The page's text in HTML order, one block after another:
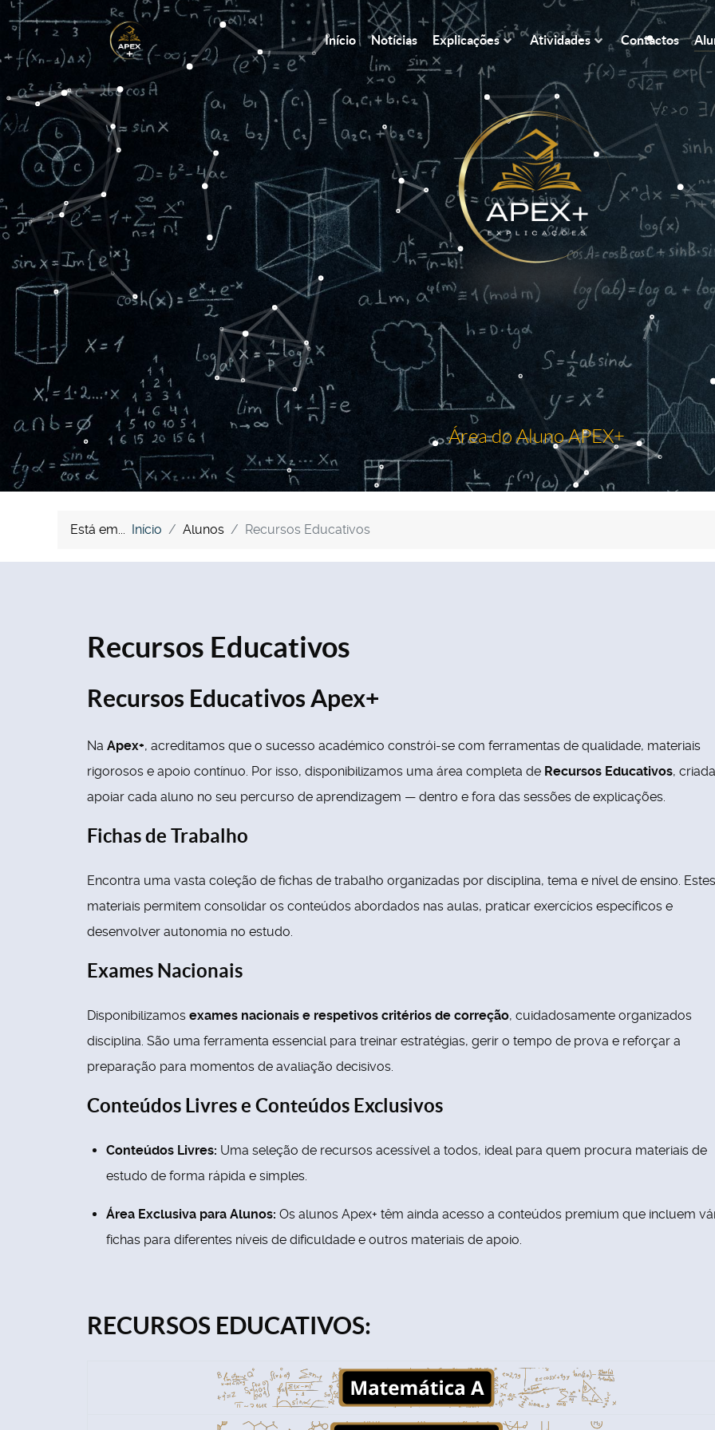
Início Notícias Explicações Atividades Contactos
Área do Aluno APEX+
Está em... Início Alunos Recursos Educativos
Recursos Educativos
Recursos Educativos Apex+
Na Apex+, acreditamos que o sucesso académico constrói-se com ferramentas de qualidade, materiais
rigorosos e apoio contínuo. Por isso, disponibilizamos uma área completa de Recursos Educativos,
apoiar cada aluno no seu percurso de aprendizagem — dentro e fora das sessões de explicações.
Fichas de Trabalho
Encontra uma vasta coleção de fichas de trabalho organizadas por disciplina, tema e nível de ensino. Estes
materiais permitem consolidar os conteúdos abordados nas aulas, praticar exercícios específicos e
desenvolver autonomia no estudo.
Exames Nacionais
Disponibilizamos exames nacionais e respetivos critérios de correção, cuidadosamente organizados
disciplina. São uma ferramenta essencial para treinar estratégias, gerir o tempo de prova e reforçar a
preparação para momentos de avaliação decisivos.
Conteúdos Livres e Conteúdos Exclusivos
Conteúdos Livres: Uma seleção de recursos acessível a todos, ideal para quem procura materiais de
estudo de forma rápida e simples.
Área Exclusiva para Alunos: Os alunos Apex+ têm ainda acesso a conteúdos premium que incluem
fichas para diferentes níveis de dificuldade e outros materiais de apoio.
RECURSOS EDUCATIVOS: